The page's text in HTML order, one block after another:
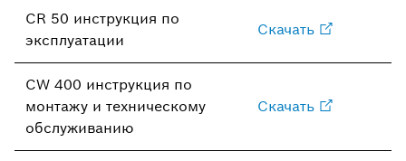
CR 50 инструкция по
эксплуатации
Скачать
CW 400 инструкция по
монтажу и техническому
обслуживанию
Скачать